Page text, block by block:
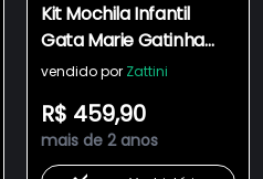
Kit Mochila Infantil
Gata Marie Gatinha
Disney Escolar Tam G
Estojo
vendido por Zattini
R$ 459,90
mais de 2 anos